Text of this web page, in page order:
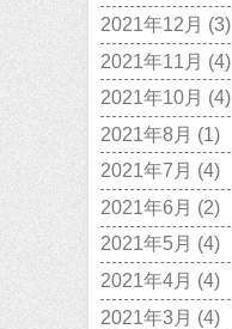
2021年12月 (3)
2021年11月 (4)
2021年10月 (4)
2021年8月 (1)
2021年7月 (4)
2021年6月 (2)
2021年5月 (4)
2021年4月 (4)
2021年3月 (4)